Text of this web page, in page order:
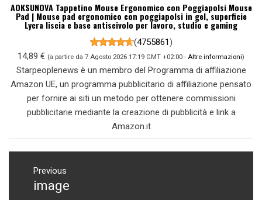
AOKSUNOVA Tappetino Mouse Ergonomico con Poggiapolsi Mouse
Pad | Mouse pad ergonomico con poggiapolsi in gel, superficie
Lycra liscia e base antiscivolo per lavoro, studio e gaming
(4755861)
14,89 € (a partire da 7 Agosto 2026 17:19 GMT +02:00 - Altre informazioni)
Starpeoplenews è un membro del Programma di affiliazione
Amazon UE, un programma pubblicitario di affiliazione pensato
per fornire ai siti un metodo per ottenere commissioni
pubblicitarie mediante la creazione di pubblicità e link a
Amazon.it
Navigazione
articoli
Previous
Previous
image